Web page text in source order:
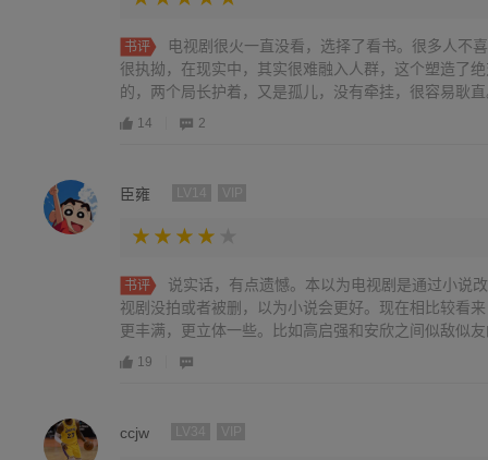
我最后想说的是，没有谁对谁错，错的不是人，而是
恶专项斗争已有八年，也取的了显著的成就，法网恢
等。
书评
电视剧很火一直没看，选择了看书。很多人不
很执拗，在现实中，其实很难融入人群，这个塑造了
的，两个局长护着，又是孤儿，没有牵挂，很容易耿
撑的情况下慢慢深入龙潭，还是坚持正义，最终目的
形的蜘蛛网，把各种人物都紧密连接在一起。有些人
自保，试问世人拥有保护伞的权力后真有几个为了群
源于生活，又高于生活，太阳的照射下依然有阴影，
14 2
臣雍
书评
说实话，有点遗憾。本以为电视剧是通过小说
视剧没拍或者被删，以为小说会更好。现在相比较看
更丰满，更立体一些。比如高启强和安欣之间似敌似
招般的对话。小说里的安欣太突出正直但人物刻画略
19
ccjw